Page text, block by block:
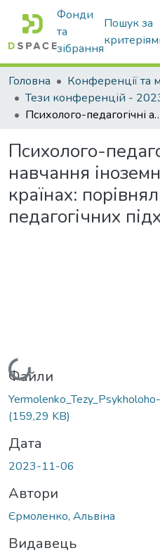
Фонди
та
зібрання
Пошук за
Головна
Тези конференцій -
Психолого-педагогічні аспекти навчання іноземних
Психолого-
навчання
країнах:
педагогічних
Вантажиться...
Файли
(159,29 KB)
Дата
2023-11-06
Автори
Єрмоленко, Альвіна
Видавець